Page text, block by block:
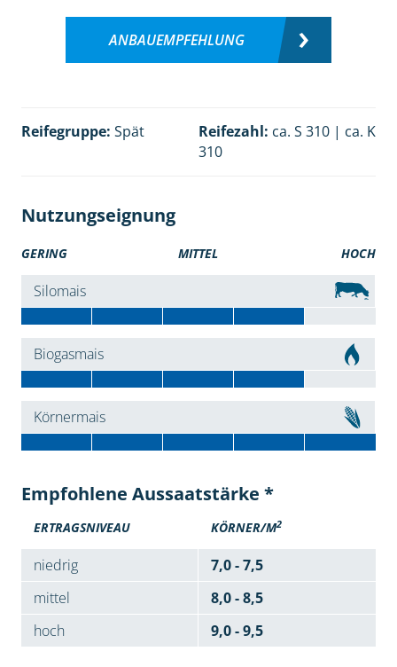
ANBAUEMPFEHLUNG
Reifegruppe: Spät Reifezahl: ca. S 310 | ca. K
310
Nutzungseignung
GERING MITTEL HOCH
Silomais
Biogasmais
Körnermais
Empfohlene Aussaatstärke *
ERTRAGSNIVEAU KÖRNER/M2
niedrig
7,0 - 7,5
mittel
8,0 - 8,5
hoch
9,0 - 9,5